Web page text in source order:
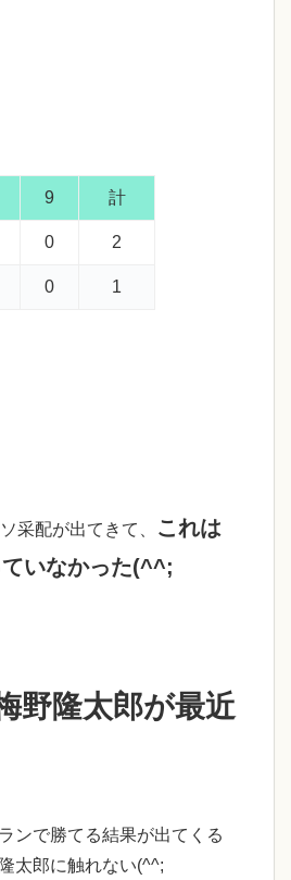
9 計
0 2
0 1
采配が出てきて、
これは
いなかった(^^;
野隆太郎が最近
ンで勝てる結果が出てくる
太郎に触れない(^^;